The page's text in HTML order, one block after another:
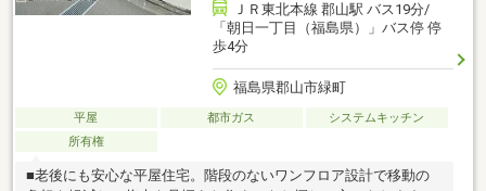
ＪＲ東北本線 郡山駅 バス19分/
「朝日一丁目（福島県）」バス停 停
歩4分
福島県郡山市緑町
平屋 都市ガス
システムキッチン
所有権
■老後にも安心な平屋住宅。階段のないワンフロア設計で移動の